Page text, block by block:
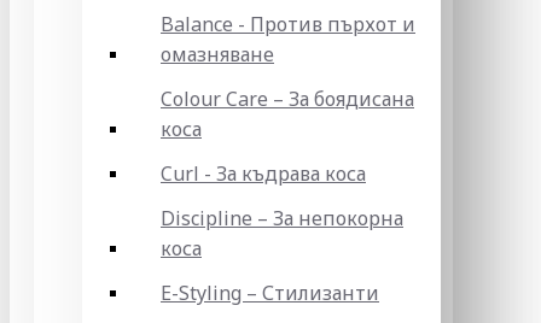
Balance - Против пърхот и
омазняване
Colour Care – За боядисана
коса
Curl - За къдрава коса
Discipline – За непокорна
коса
E-Styling – Стилизанти